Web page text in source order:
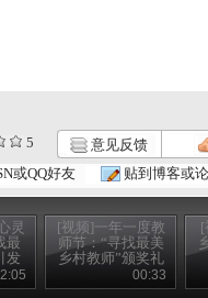
5
意见反馈
或QQ好友 贴到博客或
灵
最
发
[视频]一年一度教
师节：“寻找最美
乡村教师”颁奖礼
00:33
[